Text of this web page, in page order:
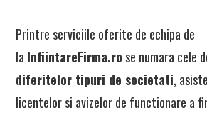
Printre serviciile oferite de echipa de
la InfiintareFirma.rose numara cele
diferitelor tipuri de societati,
licentelor si avizelor de functionare a